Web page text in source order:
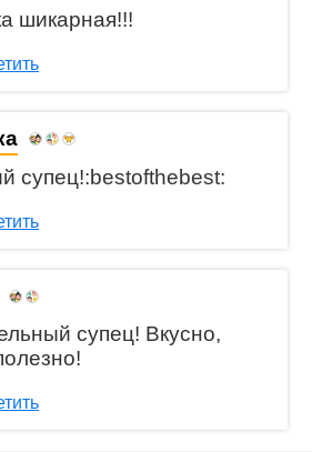
шикарная!!!
супец!:bestofthebest:
супец! Вкусно,